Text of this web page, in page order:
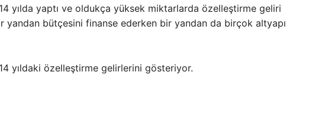
yılda yaptı ve oldukça yüksek miktarlarda özelleştirme geliri
yandan bütçesini finanse ederken bir yandan da birçok altyapı
yıldaki özelleştirme gelirlerini gösteriyor.